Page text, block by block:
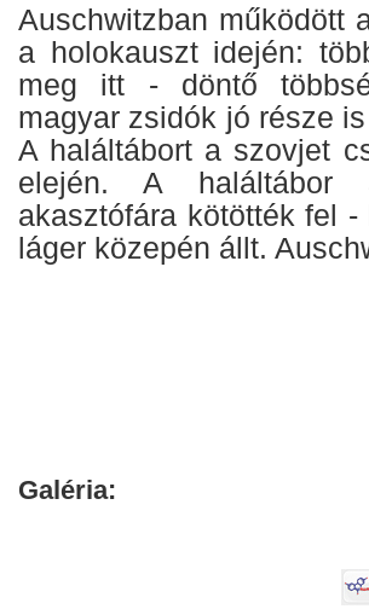
Auschwitzban működött
a holokauszt idején:
meg itt - döntő
magyar zsidók jó része
A haláltábort a szovjet
elején. A haláltábor
akasztófára kötötték fel
láger közepén állt.
Galéria: